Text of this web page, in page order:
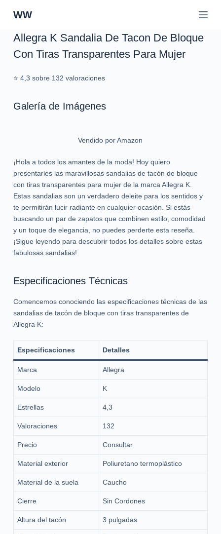
SWW
Allegra K Sandalia De Tacon De Bloque
Con Tiras Transparentes Para Mujer
⭐ 4,3 sobre 132 valoraciones
Galería de Imágenes
Vendido por Amazon
¡Hola a todos los amantes de la moda! Hoy quiero
presentarles las maravillosas sandalias de tacón de bloque
con tiras transparentes para mujer de la marca Allegra K.
Estas sandalias son un verdadero deleite para los sentidos y
te permitirán lucir radiante en cualquier ocasión. Si estás
buscando un par de zapatos que combinen estilo, comodidad
y un toque de elegancia, no puedes perderte esta reseña.
¡Sigue leyendo para descubrir todos los detalles sobre estas
fabulosas sandalias!
Especificaciones Técnicas
Comencemos conociendo las especificaciones técnicas de las
sandalias de tacón de bloque con tiras transparentes de
Allegra K:
Especificaciones Detalles
Marca Allegra
Modelo K
Estrellas 4,3
Valoraciones 132
Precio Consultar
Material exterior Poliuretano termoplástico
Material de la suela Caucho
Cierre Sin Cordones
Altura del tacón 3 pulgadas